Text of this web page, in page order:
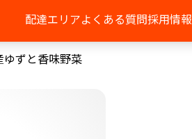
配達エリアよくある質問採用情報
ゆずと香味野菜